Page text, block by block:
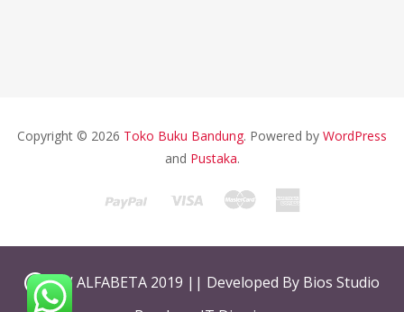
Copyright © 2026 Toko Buku Bandung. Powered by WordPress
and Pustaka.
CV ALFABETA 2019 || Developed By Bios Studio